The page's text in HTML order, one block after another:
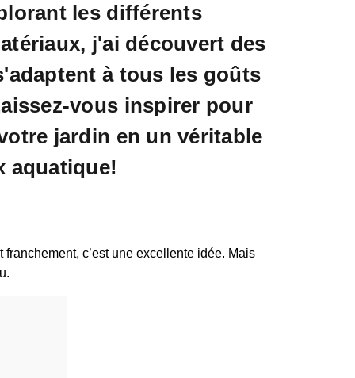
les différents
j'ai découvert des
à tous les goûts
vous inspirer pour
jardin en un véritable
aquatique!
c’est une excellente idée. Mais